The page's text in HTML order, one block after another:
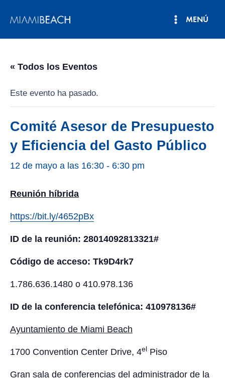
MENÚ
« Todos los Eventos
Este evento ha pasado.
Comité Asesor de Presupuesto
y Eficiencia del Gasto Público
12 de mayo a las 16:30 - 6:30 pm
Reunión híbrida
https://bit.ly/4652pBx
ID de la reunión: 28014092813321#
Código de acceso: Tk9D4rk7
1.786.636.1480 o 410.978.136
ID de la conferencia telefónica: 410978136#
Ayuntamiento de Miami Beach
1700 Convention Center Drive, 4el Piso
Gran sala de conferencias del administrador de la